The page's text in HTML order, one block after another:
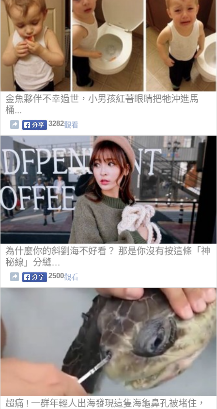
金魚夥伴不幸過世，小男孩紅著眼睛把牠沖進馬
桶...
3282觀看
為什麼你的斜劉海不好看？ 那是你沒有按這條「神
秘線」分縫…
2500觀看
超痛 ! 一群年輕人出海發現這隻海龜鼻孔被堵住，